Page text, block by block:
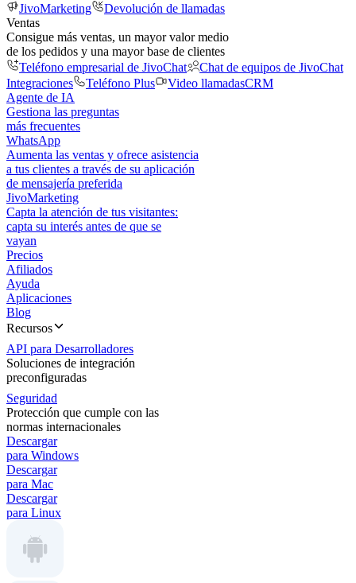
JivoMarketing
Devolución de llamadas
Ventas
Consigue más ventas, un mayor valor medio
de los pedidos y una mayor base de clientes
Teléfono empresarial de JivoChat
Chat de equipos de JivoChat
Integraciones
Teléfono Plus Video llamadasCRM
Agente de IA
Gestiona las preguntas
más frecuentes
WhatsApp
Aumenta las ventas y ofrece asistencia
a tus clientes a través de su aplicación
de mensajería preferida
JivoMarketing
Capta la atención de tus visitantes:
capta su interés antes de que se
vayan
Precios
Afiliados
Ayuda
Aplicaciones
Blog
Recursos
API para Desarrolladores
Soluciones de integración
preconfiguradas
Seguridad
Protección que cumple con las
normas internacionales
Descargar
para Windows
Descargar
para Mac
Descargar
para Linux